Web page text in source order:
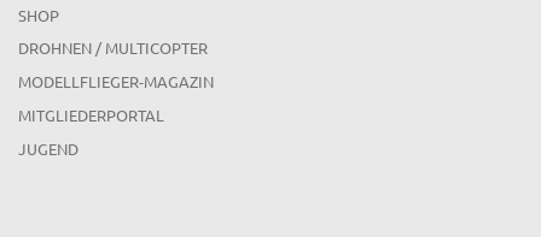
SHOP
DROHNEN / MULTICOPTER
MODELLFLIEGER-MAGAZIN
MITGLIEDERPORTAL
JUGEND